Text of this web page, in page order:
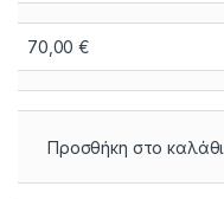
70,00€
Προσθήκη στο καλάθι